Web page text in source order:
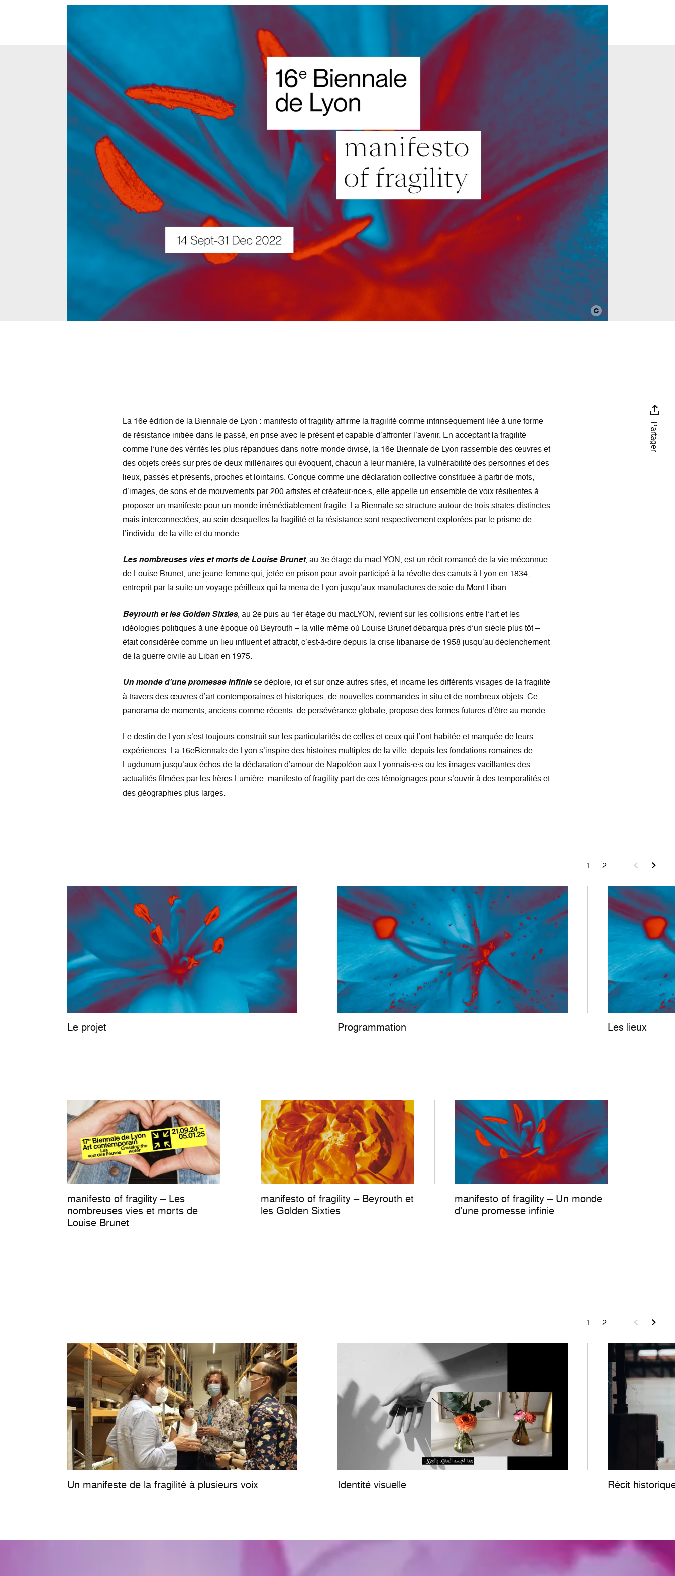
Partager
La 16e édition de la Biennale de Lyon : manifesto of fragility affirme la fragilité comme intrinsèquement liée à une forme
de résistance initiée dans le passé, en prise avec le présent et capable d’affronter l’avenir. En acceptant la fragilité
comme l’une des vérités les plus répandues dans notre monde divisé, la 16e Biennale de Lyon rassemble des œuvres et
des objets créés sur près de deux millénaires qui évoquent, chacun à leur manière, la vulnérabilité des personnes et des
lieux, passés et présents, proches et lointains. Conçue comme une déclaration collective constituée à partir de mots,
d’images, de sons et de mouvements par 200 artistes et créateur∙rice∙s, elle appelle un ensemble de voix résilientes à
proposer un manifeste pour un monde irrémédiablement fragile. La Biennale se structure autour de trois strates distinctes
mais interconnectées, au sein desquelles la fragilité et la résistance sont respectivement explorées par le prisme de
l’individu, de la ville et du monde.
Les nombreuses vies et morts de Louise Brunet, au 3e étage du macLYON, est un récit romancé de la vie méconnue
de Louise Brunet, une jeune femme qui, jetée en prison pour avoir participé à la révolte des canuts à Lyon en 1834,
entreprit par la suite un voyage périlleux qui la mena de Lyon jusqu’aux manufactures de soie du Mont Liban.
Beyrouth et les Golden Sixties, au 2e puis au 1er étage du macLYON, revient sur les collisions entre l’art et les
idéologies politiques à une époque où Beyrouth – la ville même où Louise Brunet débarqua près d’un siècle plus tôt –
était considérée comme un lieu influent et attractif, c’est-à-dire depuis la crise libanaise de 1958 jusqu’au déclenchement
de la guerre civile au Liban en 1975.
Un monde d’une promesse infiniese déploie, ici et sur onze autres sites, et incarne les différents visages de la fragilité
à travers des œuvres d’art contemporaines et historiques, de nouvelles commandes in situ et de nombreux objets. Ce
panorama de moments, anciens comme récents, de persévérance globale, propose des formes futures d’être au monde.
Le destin de Lyon s’est toujours construit sur les particularités de celles et ceux qui l’ont habitée et marquée de leurs
expériences. La 16eBiennale de Lyon s’inspire des histoires multiples de la ville, depuis les fondations romaines de
Lugdunum jusqu’aux échos de la déclaration d’amour de Napoléon aux Lyonnais·e·s ou les images vacillantes des
actualités filmées par les frères Lumière. manifesto of fragility part de ces témoignages pour s’ouvrir à des temporalités et
des géographies plus larges.
1 —2
Le projet Programmation Les lieux
manifesto of fragility – Les
nombreuses vies et morts de
Louise Brunet
manifesto of fragility – Beyrouth et
les Golden Sixties
manifesto of fragility – Un monde
d’une promesse infinie
1 —2
Un manifeste de la fragilité à plusieurs voix Identité visuelle Récit